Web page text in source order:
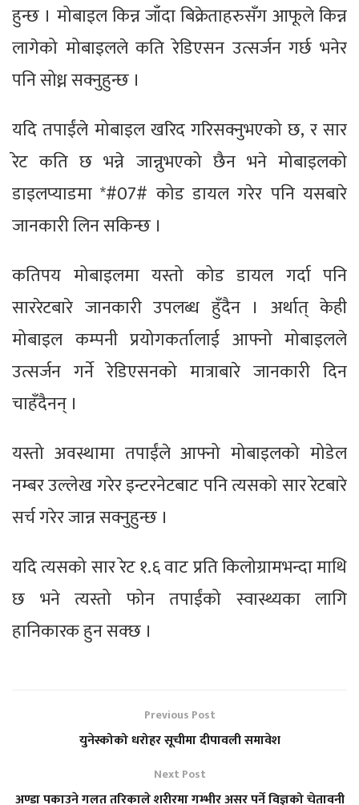
हुन्छ । मोबाइल किन्न जाँदा बिक्रेताहरुसँग आफूले किन्न
लागेको मोबाइलले कति रेडिएसन उत्सर्जन गर्छ भनेर
पनि सोध्न सक्नुहुन्छ ।
यदि तपाईंले मोबाइल खरिद गरिसक्नुभएको छ, र सार
रेट कति छ भन्ने जान्नुभएको छैन भने मोबाइलको
डाइलप्याडमा *#07# कोड डायल गरेर पनि यसबारे
जानकारी लिन सकिन्छ ।
कतिपय मोबाइलमा यस्तो कोड डायल गर्दा पनि
साररेटबारे जानकारी उपलब्ध हुँदैन । अर्थात् केही
मोबाइल कम्पनी प्रयोगकर्तालाई आफ्नो मोबाइलले
उत्सर्जन गर्ने रेडिएसनको मात्राबारे जानकारी दिन
चाहँदैनन् ।
यस्तो अवस्थामा तपाईंले आफ्नो मोबाइलको मोडेल
नम्बर उल्लेख गरेर इन्टरनेटबाट पनि त्यसको सार रेटबारे
सर्च गरेर जान्न सक्नुहुन्छ ।
यदि त्यसको सार रेट १.६ वाट प्रति किलोग्रामभन्दा माथि
छ भने त्यस्तो फोन तपाईंको स्वास्थ्यका लागि
हानिकारक हुन सक्छ ।
Previous Post
युनेस्कोको धरोहर सूचीमा दीपावली समावेश
Next Post
अण्डा पकाउने गलत तरिकाले शरीरमा गम्भीर असर पर्ने विज्ञको चेतावनी